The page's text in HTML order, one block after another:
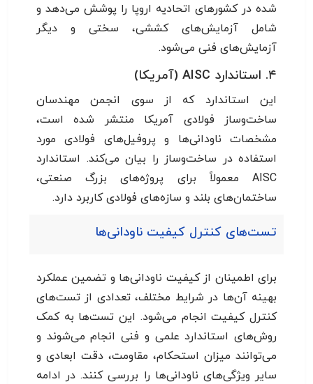
شده در کشورهای اتحادیه اروپا را پوشش می‌دهد و
شامل آزمایش‌های کششی، سختی و دیگر
آزمایش‌های فنی می‌شود.
۴. استاندارد AISC (آمریکا)
این استاندارد که از سوی انجمن مهندسان
ساخت‌وساز فولادی آمریکا منتشر شده است،
مشخصات ناودانی‌ها و پروفیل‌های فولادی مورد
استفاده در ساخت‌وساز را بیان می‌کند. استاندارد
AISC معمولاً برای پروژه‌های بزرگ صنعتی،
ساختمان‌های بلند و سازه‌های فولادی کاربرد دارد.
تست‌های کنترل کیفیت ناودانی‌ها
برای اطمینان از کیفیت ناودانی‌ها و تضمین عملکرد
بهینه آن‌ها در شرایط مختلف، تعدادی از تست‌های
کنترل کیفیت انجام می‌شود. این تست‌ها به کمک
روش‌های استاندارد علمی و فنی انجام می‌شوند و
می‌توانند میزان استحکام، مقاومت، دقت ابعادی و
سایر ویژگی‌های ناودانی‌ها را بررسی کنند. در ادامه